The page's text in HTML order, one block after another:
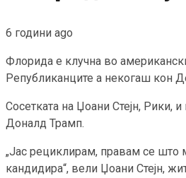
6 години ago
Флорида е клучна во
Републиканците а некогаш кон
Сосетката на Џоани Стејн, Рики,
Доналд Трамп.
„Јас рециклирам, правам се што
кандидира“, вели Џоани Стејн,